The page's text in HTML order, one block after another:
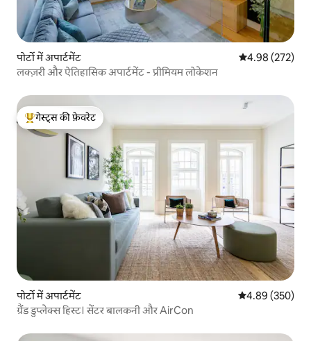
पोर्टो में अपार्टमेंट औसत रेटिंग 5 में से
4.98 (272)
लक्ज़री और ऐतिहासिक अपार्टमेंट - प्रीमियम लोकेशन
गेस्ट्स का टॉप फ़ेवरेट
गेस्ट्स की फ़ेवरेट
पोर्टो में अपार्टमेंट औसत रेटिंग 5 में से
4.89 (350)
ग्रैंड डुप्लेक्स हिस्ट। सेंटर बालकनी और AirCon